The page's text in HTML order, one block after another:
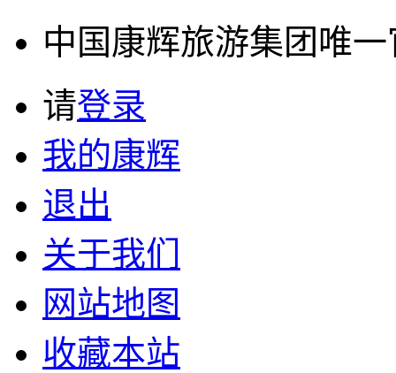
中国康辉旅游集团唯
请登录
我的康辉
退出
关于我们
网站地图
收藏本站